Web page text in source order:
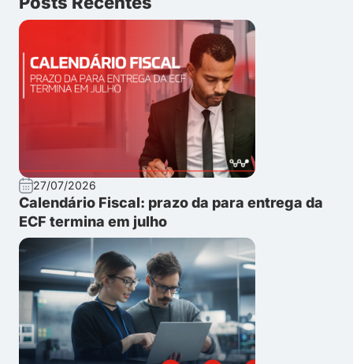
27/07/2026
Calendário Fiscal: prazo da para entrega da
ECF termina em julho